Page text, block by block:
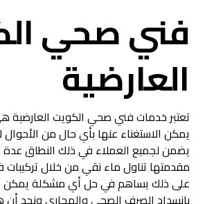
فني صحي
العارضية
تعتبر خدمات فني صحي الكويت العارضية
يمكن الاستغناء عنها بأي حال من الأحوال
يضمن لجميع العملاء في ذلك النطاق
مقدمتها تناول ماء نقي من خلال تركيبات
على ذلك يساهم في حل أي مشكلة يمكن
بانسداد الصرف الصحي والمجاري ونجد أن